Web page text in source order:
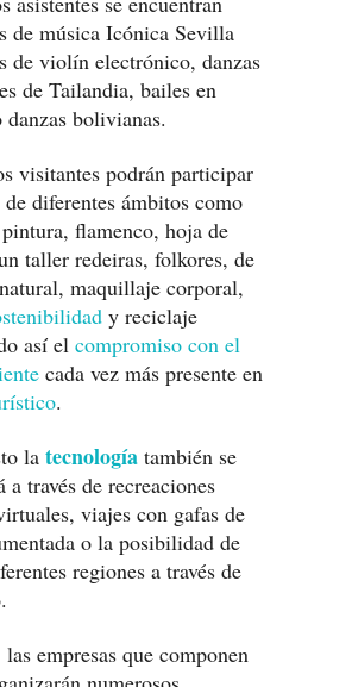
de música Icónica Sevilla
de violín electrónico, danzas
de Tailandia, bailes en
danzas bolivianas.
visitantes podrán participar
de diferentes ámbitos como
flamenco, hoja de
taller redeiras, folkores, de
maquillaje corporal,
y reciclaje
así el compromiso con el
cada vez más presente en
.
la tecnología también se
a través de recreaciones
viajes con gafas de
o la posibilidad de
regiones a través de
empresas que componen